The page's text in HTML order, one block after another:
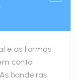
e as formas
conta
bandeiras